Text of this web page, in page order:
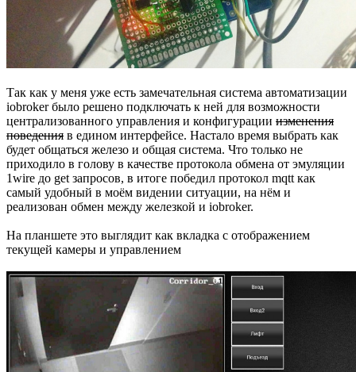
Так как у меня уже есть замечательная система автоматизации
iobroker было решено подключать к ней для возможности
централизованного управления и конфигурации изменения
поведения в едином интерфейсе. Настало время выбрать как
будет общаться железо и общая система. Что только не
приходило в голову в качестве протокола обмена от эмуляции
1wire до get запросов, в итоге победил протокол mqtt как
самый удобный в моём видении ситуации, на нём и
реализован обмен между железкой и iobroker.
На планшете это выглядит как вкладка с отображением
текущей камеры и управлением